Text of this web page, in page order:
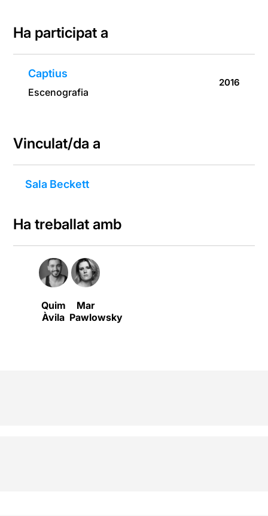
Ha participat a
Captius
Escenografia
2016
Vinculat/da a
Sala Beckett
Ha treballat amb
Quim
Àvila
Mar
Pawlowsky